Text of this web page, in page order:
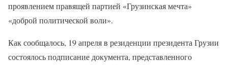
проявлением правящей партией «Грузинская мечта»
«доброй политической воли».
Как сообщалось, 19 апреля в резиденции президента Грузии
состоялось подписание документа, представленного